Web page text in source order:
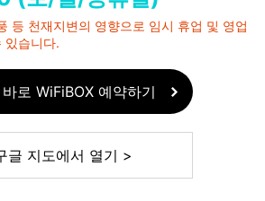
등 천재지변의 영향으로 임시 휴업 및 영업
있습니다.
로 WiFiBOX 예약하기
글 지도에서 열기 >